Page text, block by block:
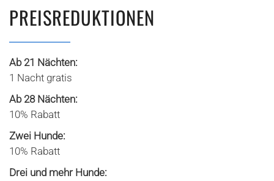
PREISREDUKTIONEN
Ab 21 Nächten:
1 Nacht gratis
Ab 28 Nächten:
10% Rabatt
Zwei Hunde:
10% Rabatt
Drei und mehr Hunde: